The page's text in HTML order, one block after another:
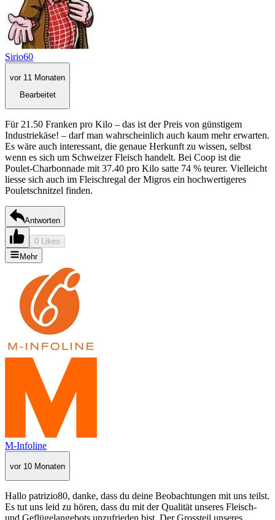
Sirio60
vor 11 Monaten
Bearbeitet
Für 21.50 Franken pro Kilo – das ist der Preis von günstigem
Industriekäse! – darf man wahrscheinlich auch kaum mehr erwarten.
Es wäre auch interessant, die genaue Herkunft zu wissen, selbst
wenn es sich um Schweizer Fleisch handelt. Bei Coop ist die
Poulet-Charbonnade mit 37.40 pro Kilo satte 74 % teurer. Vielleicht
liesse sich auch im Fleischregal der Migros ein hochwertigeres
Pouletschnitzel finden.
Antworten
0 Likes
Mehr
M-Infoline
vor 10 Monaten
Hallo patrizio80, danke, dass du deine Beobachtungen mit uns teilst.
Es tut uns leid zu hören, dass du mit der Qualität unseres Fleisch-
und Geflügelangebots unzufrieden bist. Der Grossteil unseres